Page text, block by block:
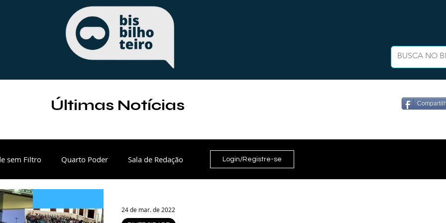
Últimas Notícias
sem Filtro Quarto Poder Sala de Redação
Paraná
Login/Registre-se
24 de mar. de 2022